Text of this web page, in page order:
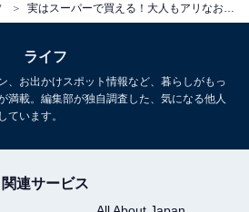
を選びましょう。こだわりのゼ
ライフ
、お出かけスポット情報など、暮らしがもっ
満載。編集部が独自調査した、気になる他人
ています。
関連サービス